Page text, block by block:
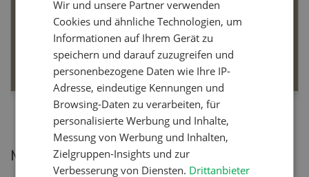
Dossier Bio-Artikel
MEHR ERFAHREN
Meistgelesene Artikel
Wir und unsere Partner verwenden
Cookies und ähnliche Technologien, um
Informationen auf Ihrem Gerät zu
speichern und darauf zuzugreifen und
personenbezogene Daten wie Ihre IP-
Adresse, eindeutige Kennungen und
Browsing-Daten zu verarbeiten, für
personalisierte Werbung und Inhalte,
Messung von Werbung und Inhalten,
Zielgruppen-Insights und zur
Verbesserung von Diensten. Drittanbieter